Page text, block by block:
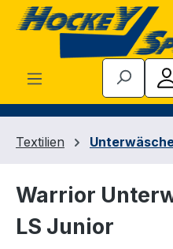
Zum Hauptinhalt springen
Textilien
Warrior
LS Junior